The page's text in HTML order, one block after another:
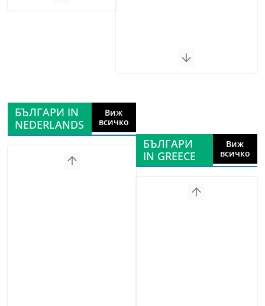
БЪЛГАРИ IN
NEDERLANDS
Виж
всичко
БЪЛГАРИ
IN GREECE
Виж
всичко